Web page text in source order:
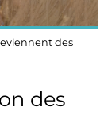
des
des